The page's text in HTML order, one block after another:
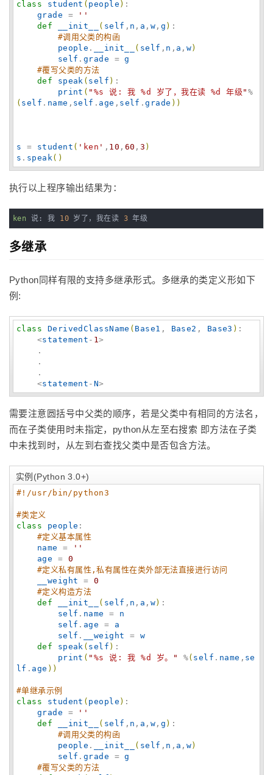
class student ( people ) :
grade = ' '
def
__init__ ( self , n , a , w , g ) :
#调用父类的构函
people . __init__ ( self , n , a , w)
self . grade = g
#覆写父类的方法
def
speak ( self ) :
print ( " %s 说: 我 %d 岁了，我在读 %d 年级 " %
( self . name , self . age , self .grade ) )
s = student ( ' ken ' , 10 , 60 , 3 )
s . speak( )
执行以上程序输出结果为：
ken 说: 我 10 岁了，我在读 3 年级
多继承
Python同样有限的支持多继承形式。多继承的类定义形如下
例:
class DerivedClassName ( Base1 , Base2 , Base3 ) :
    <
statement - 1>
    <
statement - N>
需要注意圆括号中父类的顺序，若是父类中有相同的方法名，
而在子类使用时未指定，python从左至右搜索 即方法在子类
中未找到时，从左到右查找父类中是否包含方法。
实例(Python 3.0+)
#!/usr/bin/python3
#类定义
class
people :
#定义基本属性
name
= ' '
age = 0
#定义私有属性,私有属性在类外部无法直接进行访问
__weight = 0
#定义构造方法
def
__init__ ( self , n , a , w) :
self . name = n
self . age = a
self . __weight = w
def
speak ( self ) :
print ( " %s 说: 我 %d 岁。 " %( self . name , se
lf . age ) )
#单继承示例
class
student ( people ) :
grade = ' '
def
__init__ ( self , n , a , w , g ) :
#调用父类的构函
people . __init__ ( self , n , a , w)
self . grade = g
#覆写父类的方法